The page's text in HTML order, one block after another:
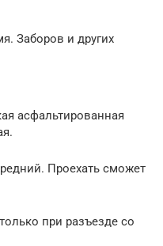
Заборов и других
асфальтированная
Проехать сможет
при разъезде со